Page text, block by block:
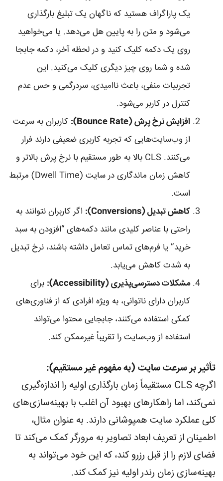
یک پاراگراف هستید که ناگهان یک تبلیغ بارگذاری
می‌شود و متن را به پایین هل می‌دهد. یا می‌خواهید
روی یک دکمه کلیک کنید و در لحظه آخر، دکمه جابجا
شده و شما روی چیز دیگری کلیک می‌کنید. این
تجربیات منفی، باعث ناامیدی، سردرگمی و حس عدم
کنترل در کاربر می‌شود.
افزایش نرخ پرش (Bounce Rate):
کاربران به سرعت
از وب‌سایت‌هایی که تجربه کاربری ضعیفی دارند فرار
می‌کنند. CLS بالا به طور مستقیم با نرخ پرش بالاتر و
کاهش زمان ماندگاری در سایت (Dwell Time) مرتبط
است.
کاهش تبدیل (Conversions):
اگر کاربران نتوانند به
راحتی با عناصر کلیدی مانند دکمه‌های “افزودن به سبد
خرید” یا فرم‌های تماس تعامل داشته باشند، نرخ تبدیل
به شدت کاهش می‌یابد.
مشکلات دسترسی‌پذیری (Accessibility):
برای
کاربران دارای ناتوانی، به ویژه افرادی که از فناوری‌های
کمکی استفاده می‌کنند، جابجایی محتوا می‌تواند
استفاده از وب‌سایت را تقریباً غیرممکن کند.
تأثیر بر سرعت سایت (به مفهوم غیر مستقیم):
اگرچه CLS مستقیماً زمان بارگذاری اولیه را اندازه‌گیری
نمی‌کند، اما راهکارهای بهبود آن اغلب با بهینه‌سازی‌های
کلی عملکرد سایت همپوشانی دارند. به عنوان مثال،
اطمینان از تعریف ابعاد تصاویر به مرورگر کمک می‌کند تا
فضای لازم را از قبل رزرو کند، که این خود می‌تواند به
بهینه‌سازی زمان رندر اولیه نیز کمک کند.